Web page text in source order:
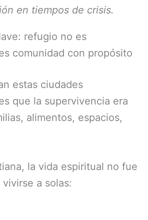
en tiempos de crisis.
refugio no es
comunidad con propósito
estas ciudades
que la supervivencia era
alimentos, espacios,
la vida espiritual no fue
a solas: